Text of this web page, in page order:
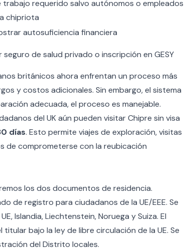
trabajo requerido salvo autónomos o empleados
chipriota
autosuficiencia financiera
seguro de salud privado o inscripción en GESY
británicos ahora enfrentan un proceso más
y costos adicionales. Sin embargo, el sistema
adecuada, el proceso es manejable.
del UK aún pueden visitar Chipre sin visa
días. Esto permite viajes de exploración, visitas
de comprometerse con la reubicación
los dos documentos de residencia.
de registro para ciudadanos de la UE/EEE. Se
Islandia, Liechtenstein, Noruega y Suiza. El
bajo la ley de libre circulación de la UE. Se
del Distrito locales.